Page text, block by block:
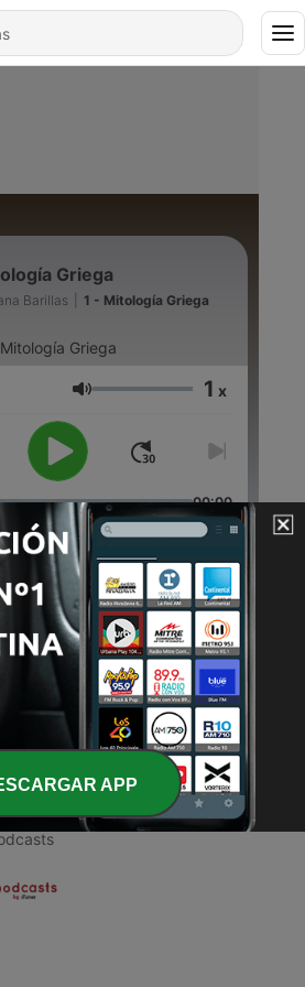
Griega
Barillas 1 - Mitología Griega
Mitología Griega
Volumen 1 x
00:00
APP